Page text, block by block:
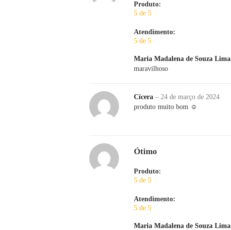
Produto:
5 de 5
Atendimento:
5 de 5
Maria Madalena de Souza Lima
maravilhoso
Cícera – 24 de março de 2024
produto muito bom ☺️
Ótimo
Produto:
5 de 5
Atendimento:
5 de 5
Maria Madalena de Souza Lima